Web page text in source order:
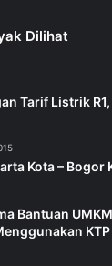
Dilihat
Tarif Listrik R1,
Kota – Bogor
Bantuan
KTP